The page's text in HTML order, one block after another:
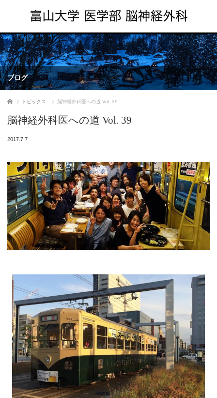
ブログ
ホーム トピックス 脳神経外科医への道 Vol. 39
脳神経外科医への道 Vol. 39
2017.7.7